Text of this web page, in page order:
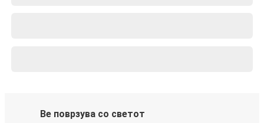
Ве поврзува со светот